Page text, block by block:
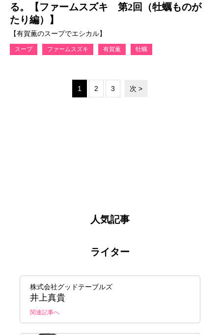
る。【ファームスズキ 第2回（牡蠣ものが
たり編）】
【有賀薫のスープでエシカル】
スープ ファームスズキ 有賀薫 牡蠣
1 2 3 次 >
人気記事
ライター
株式会社グッドテーブルズ
井上真貴
関連記事へ